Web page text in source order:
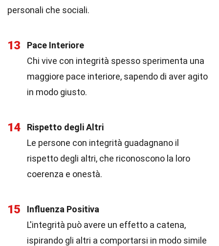
personali che sociali.
13
Pace Interiore
Chi vive con integrità spesso sperimenta una
maggiore pace interiore, sapendo di aver agito
in modo giusto.
14
Rispetto degli Altri
Le persone con integrità guadagnano il
rispetto degli altri, che riconoscono la loro
coerenza e onestà.
15
Influenza Positiva
L'integrità può avere un effetto a catena,
ispirando gli altri a comportarsi in modo simile